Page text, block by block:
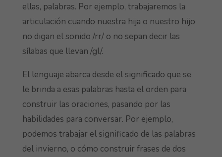
ellas, palabras. Por ejemplo, trabajaremos la
articulación cuando nuestra hija o nuestro hijo
no digan el sonido /rr/ o no sepan decir las
sílabas que llevan /gl/.
El lenguaje abarca desde el significado que se
le brinda a esas palabras hasta el orden para
construir las oraciones, pasando por las
habilidades para conversar. Por ejemplo,
podemos trabajar el significado de las palabras
del invierno, o cómo construir frases de dos